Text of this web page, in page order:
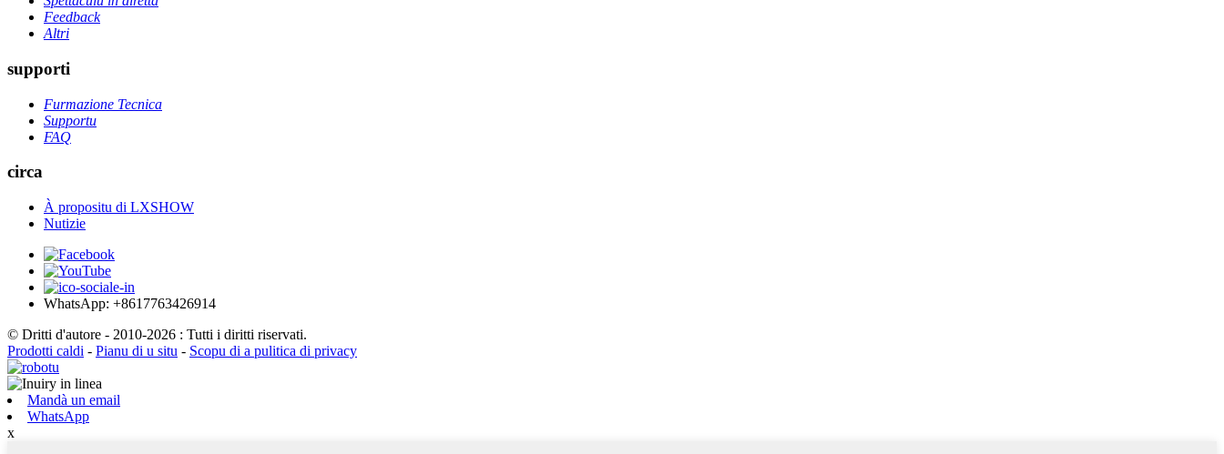
Feedback
Altri
supporti
Furmazione Tecnica
Supportu
FAQ
circa
À propositu di LXSHOW
Nutizie
WhatsApp: +8617763426914
© Dritti d'autore - 2010-2026 : Tutti i diritti riservati.
Prodotti caldi - Pianu di u situ - Scopu di a pulitica di privacy
Mandà un email
WhatsApp
x